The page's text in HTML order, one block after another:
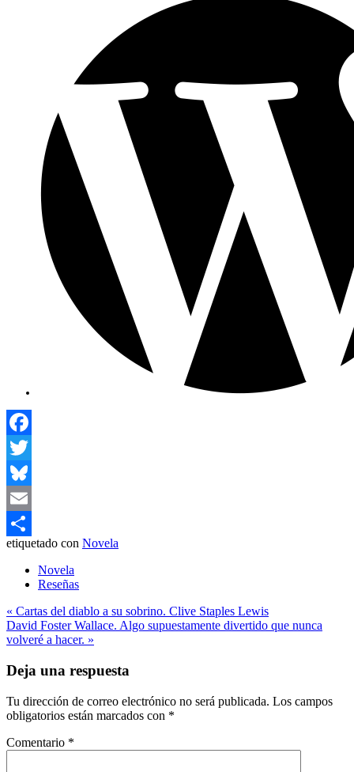
Facebook
Twitter
Bluesky
Email
Compartir
etiquetado con Novela
Novela
Reseñas
Navegación
de
« Cartas del diablo a su sobrino. Clive Staples Lewis
David Foster Wallace. Algo supuestamente divertido que nunca
volveré a hacer. »
Deja una respuesta
Tu dirección de correo electrónico no será publicada. Los campos
obligatorios están marcados con *
Comentario *